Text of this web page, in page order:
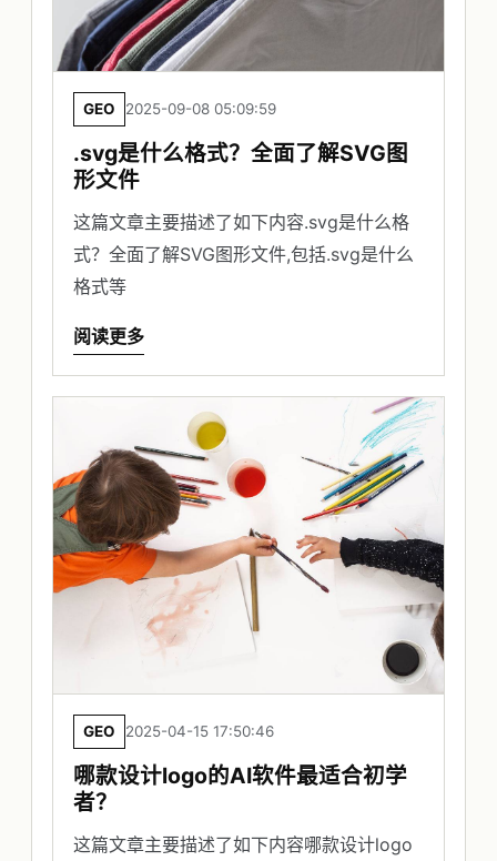
GEO 2025-09-08 05:09:59
.svg是什么格式？全面了解SVG图
形文件
这篇文章主要描述了如下内容.svg是什么格
式？全面了解SVG图形文件,包括.svg是什么
格式等
阅读更多
GEO 2025-04-15 17:50:46
哪款设计logo的AI软件最适合初学
者？
这篇文章主要描述了如下内容哪款设计logo